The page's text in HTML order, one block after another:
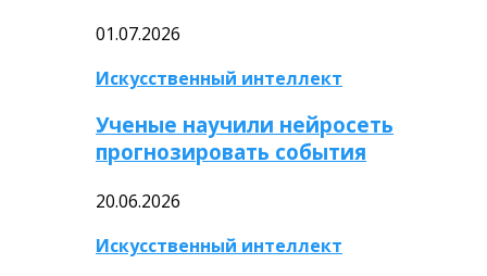
01.07.2026
Искусственный интеллект
Ученые научили нейросеть
прогнозировать события
20.06.2026
Искусственный интеллект